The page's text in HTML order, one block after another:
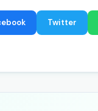
Twitter